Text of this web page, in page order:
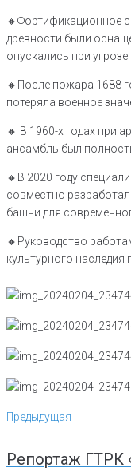
🔸️Фортификационное
древности были
опускались при угрозе
🔸️После пожара 1688
потеряла военное
🔸️ В 1960-х годах при
ансамбль был
🔸️В 2020 году
совместно
башни для
🔸️Руководство
культурного
Навигация
по
Предыдущая
Предыдущая
Репортаж ГТРК